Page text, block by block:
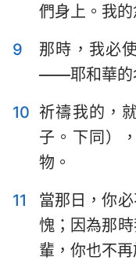
們身上。我
9
那時，我必
——耶和華的
10 祈禱我的，
子。下同）
物。
11
當那日，你
愧；因為那
輩，你也不